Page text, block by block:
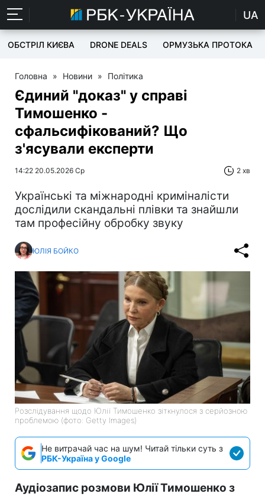
UA
ОБСТРІЛ КИЄВА DRONE DEALS ОРМУЗЬКА ПРОТОКА
Головна » Новини » Політика
Єдиний "доказ" у справі
Тимошенко -
сфальсифікований? Що
з'ясували експерти
14:22 20.05.2026 Ср 2 хв
Українські та міжнародні криміналісти
дослідили скандальні плівки та знайшли
там професійну обробку звуку
ЮЛІЯ БОЙКО
Розслідування щодо Юлії Тимошенко зіткнулося з серйозною
проблемою (фото: Getty Images)
Не витрачай час на шум! Читай тільки суть з
РБК-Україна у Google
Аудіозапис розмови Юлії Тимошенко з